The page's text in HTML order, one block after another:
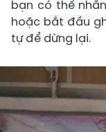
bạn có thể
hoặc bắt đầu
tự để dừng lại.